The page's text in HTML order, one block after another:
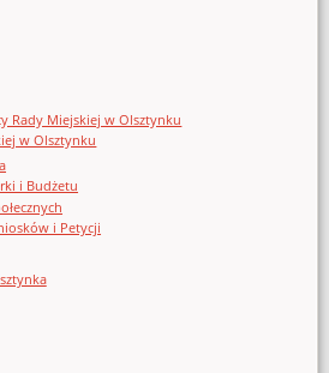
Rady Miejskiej w Olsztynku
w Olsztynku
i Budżetu
i Petycji